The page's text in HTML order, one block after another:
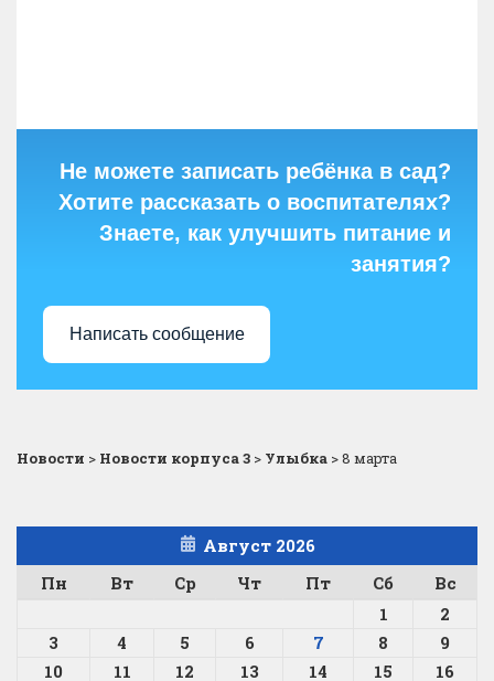
Не можете записать ребёнка в сад?
Хотите рассказать о воспитателях?
Знаете, как улучшить питание и
занятия?
Написать сообщение
Новости > Новости корпуса 3 > Улыбка >8 марта
Август 2026
Пн
Вт Ср Чт Пт Сб
Вс
1
2
3
4 5 6 7 8
9
10
11 12 13 14 15
16